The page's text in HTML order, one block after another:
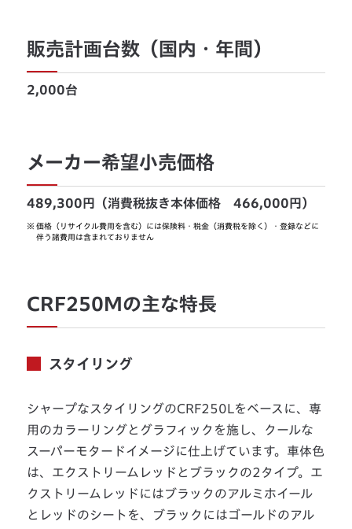
販売計画台数（国内・年間）
2,000台
メーカー希望小売価格
489,300円（消費税抜き本体価格 466,000円）
※ 価格（リサイクル費用を含む）には保険料・税金（消費税を除く）・登録などに
伴う諸費用は含まれておりません
CRF250Mの主な特長
スタイリング
シャープなスタイリングのCRF250Lをベースに、専
用のカラーリングとグラフィックを施し、クールな
スーパーモタードイメージに仕上げています。車体色
は、エクストリームレッドとブラックの2タイプ。エ
クストリームレッドにはブラックのアルミホイール
とレッドのシートを、ブラックにはゴールドのアル